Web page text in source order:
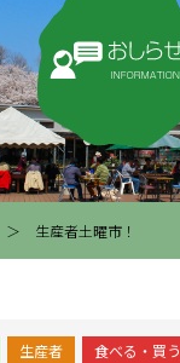
＞ 生産者土曜市！
生産者 食べる・買う